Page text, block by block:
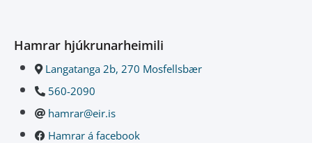
Hamrar hjúkrunarheimili
Langatanga 2b, 270 Mosfellsbær
560-2090
hamrar@eir.is
Hamrar á facebook